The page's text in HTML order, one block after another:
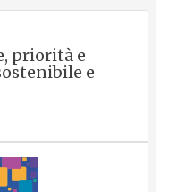
priorità e
e